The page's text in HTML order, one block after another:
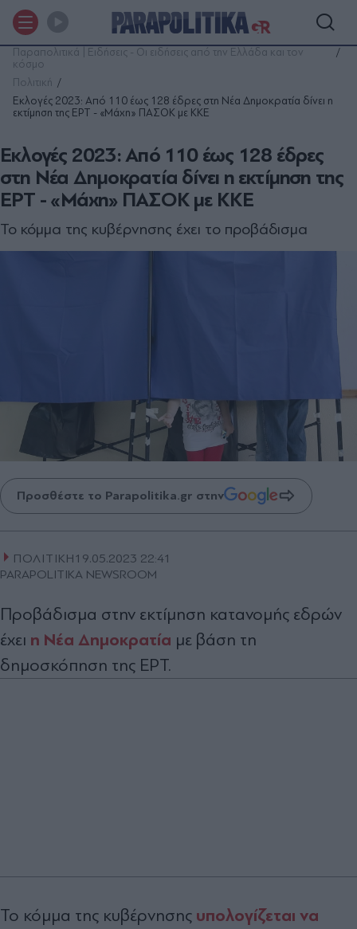
Παραπολιτικά | Ειδήσεις - Οι ειδήσεις από την Ελλάδα και τον
κόσμο
Πολιτική
Εκλογές 2023: Από 110 έως 128 έδρες στη Νέα Δημοκρατία δίνει η
εκτίμηση της ΕΡΤ - «Μάχη» ΠΑΣΟΚ με ΚΚΕ
Εκλογές 2023: Από 110 έως 128 έδρες
στη Νέα Δημοκρατία δίνει η εκτίμηση της
ΕΡΤ - «Μάχη» ΠΑΣΟΚ με ΚΚΕ
Το κόμμα της κυβέρνησης έχει το προβάδισμα
Προσθέστε το Parapolitika.gr στην
ΠΟΛΙΤΙΚΗ19.05.2023 22:41
PARAPOLITIKA NEWSROOM
Προβάδισμα στην εκτίμηση κατανομής εδρών
έχει η Νέα Δημοκρατία με βάση τη
δημοσκόπηση της ΕΡΤ.
Το κόμμα της κυβέρνησης υπολογίζεται να